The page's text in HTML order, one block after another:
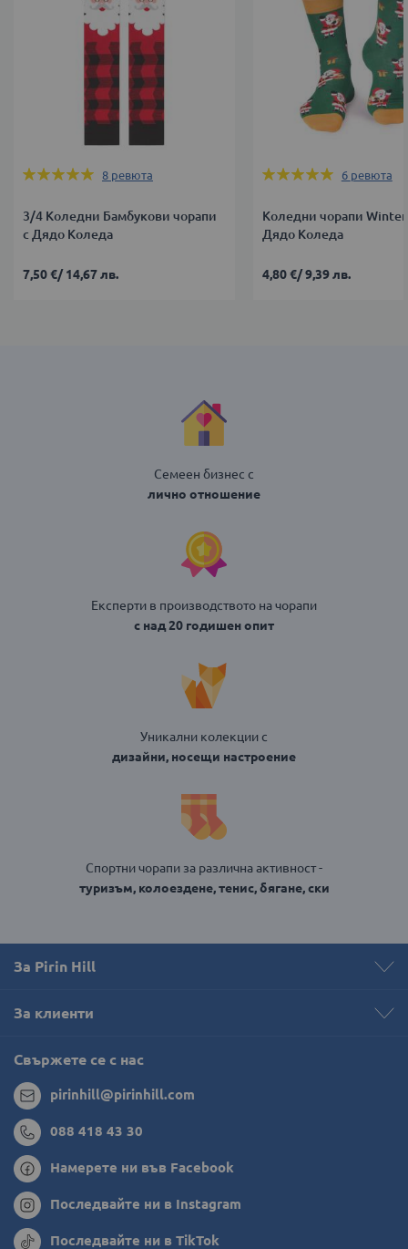
Оценка:
8 ревюта
3/4 Коледни Бамбукови чорапи
с Дядо Коледа
7,50 €/14,67 лв.
Оценка:
6 ревюта
Коледни чорапи
Дядо Коледа
4,80 €/9,39 лв.
Семеен бизнес с
лично отношение
Експерти в производството на чорапи
с над 20 годишен опит
Уникални колекции с
дизайни, носещи настроение
Спортни чорапи за различна активност -
туризъм, колоездене, тенис, бягане, ски
За Pirin Hill
За клиенти
Свържете се с нас
pirinhill@pirinhill.com
088 418 43 30
Намерете ни във Facebook
Последвайте ни в Instagram
Последвайте ни в TikTok